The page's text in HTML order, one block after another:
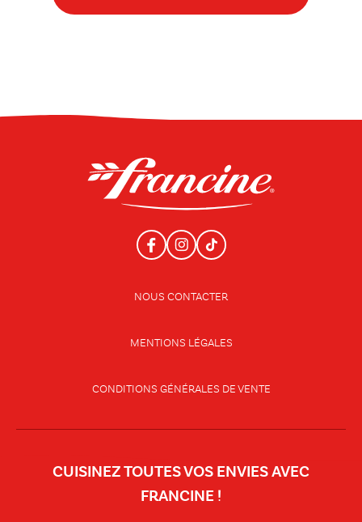
NOUS CONTACTER
MENTIONS LÉGALES
CONDITIONS GÉNÉRALES DE VENTE
CUISINEZ TOUTES VOS ENVIES AVEC
FRANCINE !